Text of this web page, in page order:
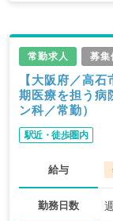
常勤求人 募集
【大阪府／高
期医療を担う病
ン科／常勤）
駅近・徒歩圏内
給与
勤務日数